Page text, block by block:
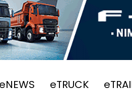
eNEWS eTRUCK